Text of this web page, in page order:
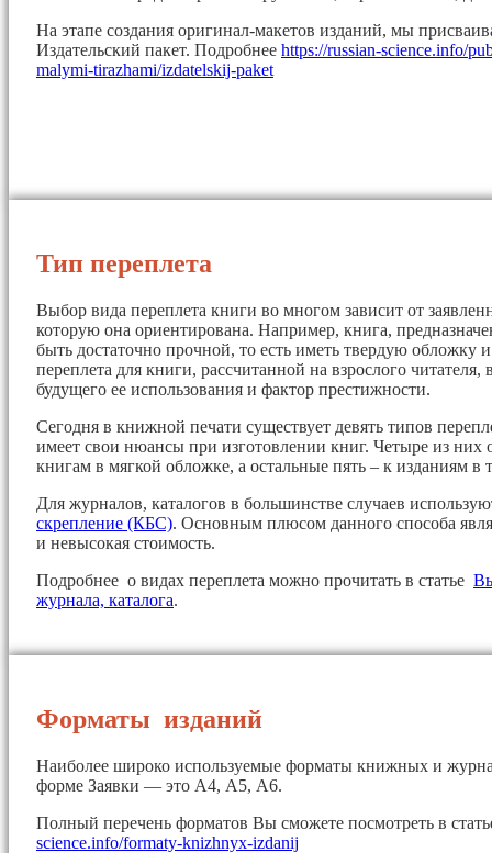
На этапе создания оригинал-макетов изданий, мы
Издательский пакет. Подробнее https://russian-science.info/
malymi-tirazhami/izdatelskij-paket
Тип переплета
Выбор вида переплета книги во многом зависит от
которую она ориентирована. Например, книга,
быть достаточно прочной, то есть иметь твердую
переплета для книги, рассчитанной на взрослого читателя,
будущего ее использования и фактор престижности.
Сегодня в книжной печати существует девять типов
имеет свои нюансы при изготовлении книг. Четыре из них
книгам в мягкой обложке, а остальные пять – к изданиям в
Для журналов, каталогов в большинстве случаев
скрепление (КБС). Основным плюсом данного способа
и невысокая стоимость.
Подробнее о видах переплета можно прочитать в статье
журнала, каталога.
Форматы изданий
Наиболее широко используемые форматы книжных и
форме Заявки — это А4, А5, А6.
Полный перечень форматов Вы сможете посмотреть в
science.info/formaty-knizhnyx-izdanij